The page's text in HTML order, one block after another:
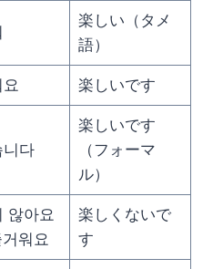
楽しい（タメ
語）
요 楽しいです
니다
楽しいです
（フォーマ
ル）
않아요
워요
楽しくないで
す